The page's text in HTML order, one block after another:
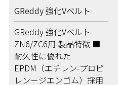
GReddy 強化Vベルト
GReddy 強化Vベルト
ZN6/ZC6用 製品特徴 ■
耐久性に優れた
EPDM（エチレン-プロピ
レン－ジエンゴム）採用